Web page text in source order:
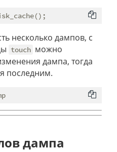
несколько дампов, с
touch можно
дампа, тогда
последним.
дампа